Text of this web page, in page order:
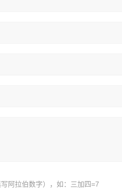
阿拉伯数字），如：三加四=7